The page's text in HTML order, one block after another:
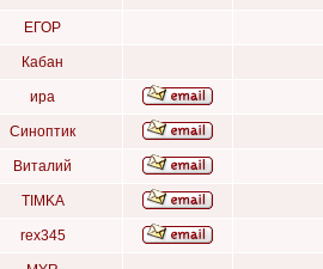
ЕГОР
Кабан
ира
Синоптик
Виталий
TIMKA
rex345